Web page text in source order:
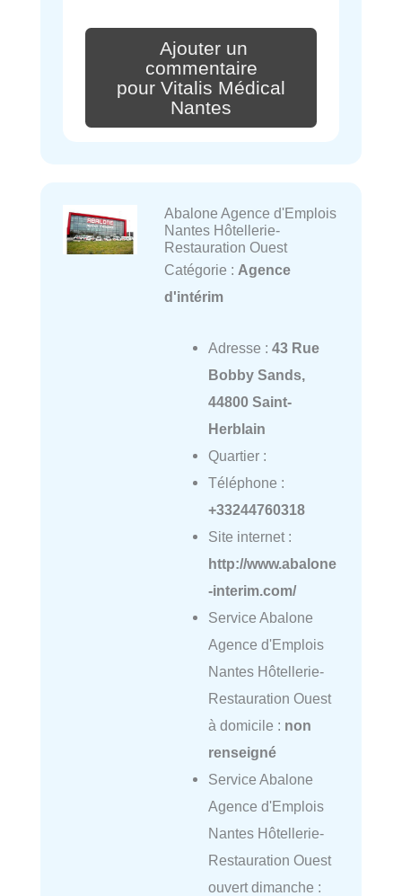
Ajouter un
commentaire
pour Vitalis Médical
Nantes
Abalone Agence d'Emplois
Nantes Hôtellerie-
Restauration Ouest
Catégorie : Agence
d'intérim
Adresse : 43 Rue
Bobby Sands,
44800 Saint-
Herblain
Quartier :
Téléphone :
+33244760318
Site internet :
http://www.abalone
-interim.com/
Service Abalone
Agence d'Emplois
Nantes Hôtellerie-
Restauration Ouest
à domicile : non
renseigné
Service Abalone
Agence d'Emplois
Nantes Hôtellerie-
Restauration Ouest
ouvert dimanche :